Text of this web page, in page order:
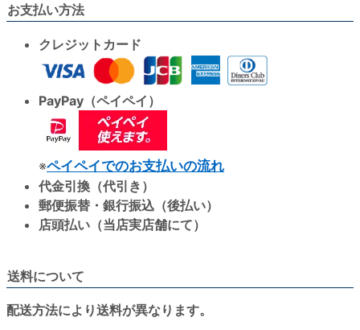
お支払い方法
クレジットカード
PayPay（ペイペイ）
※ペイペイでのお支払いの流れ
代金引換（代引き）
郵便振替・銀行振込（後払い）
店頭払い（当店実店舗にて）
送料について
配送方法により送料が異なります。